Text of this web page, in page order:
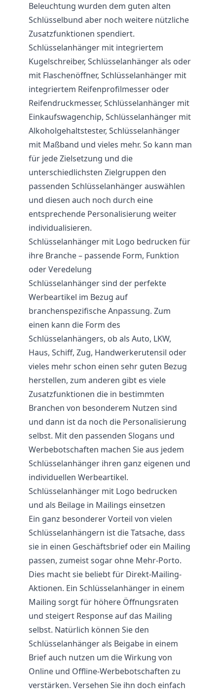
Beleuchtung wurden dem guten alten
Schlüsselbund aber noch weitere nützliche
Zusatzfunktionen spendiert.
Schlüsselanhänger mit integriertem
Kugelschreiber, Schlüsselanhänger als oder
mit Flaschenöffner, Schlüsselanhänger mit
integriertem Reifenprofilmesser oder
Reifendruckmesser, Schlüsselanhänger mit
Einkaufswagenchip, Schlüsselanhänger mit
Alkoholgehaltstester, Schlüsselanhänger
mit Maßband und vieles mehr. So kann man
für jede Zielsetzung und die
unterschiedlichsten Zielgruppen den
passenden Schlüsselanhänger auswählen
und diesen auch noch durch eine
entsprechende Personalisierung weiter
individualisieren.
Schlüsselanhänger mit Logo bedrucken für
ihre Branche – passende Form, Funktion
oder Veredelung
Schlüsselanhänger sind der perfekte
Werbeartikel im Bezug auf
branchenspezifische Anpassung. Zum
einen kann die Form des
Schlüsselanhängers, ob als Auto, LKW,
Haus, Schiff, Zug, Handwerkerutensil oder
vieles mehr schon einen sehr guten Bezug
herstellen, zum anderen gibt es viele
Zusatzfunktionen die in bestimmten
Branchen von besonderem Nutzen sind
und dann ist da noch die Personalisierung
selbst. Mit den passenden Slogans und
Werbebotschaften machen Sie aus jedem
Schlüsselanhänger ihren ganz eigenen und
individuellen Werbeartikel.
Schlüsselanhänger mit Logo bedrucken
und als Beilage in Mailings einsetzen
Ein ganz besonderer Vorteil von vielen
Schlüsselanhängern ist die Tatsache, dass
sie in einen Geschäftsbrief oder ein Mailing
passen, zumeist sogar ohne Mehr-Porto.
Dies macht sie beliebt für Direkt-Mailing-
Aktionen. Ein Schlüsselanhänger in einem
Mailing sorgt für höhere Öffnungsraten
und steigert Response auf das Mailing
selbst. Natürlich können Sie den
Schlüsselanhänger als Beigabe in einem
Brief auch nutzen um die Wirkung von
Online und Offline-Werbebotschaften zu
verstärken. Versehen Sie ihn doch einfach